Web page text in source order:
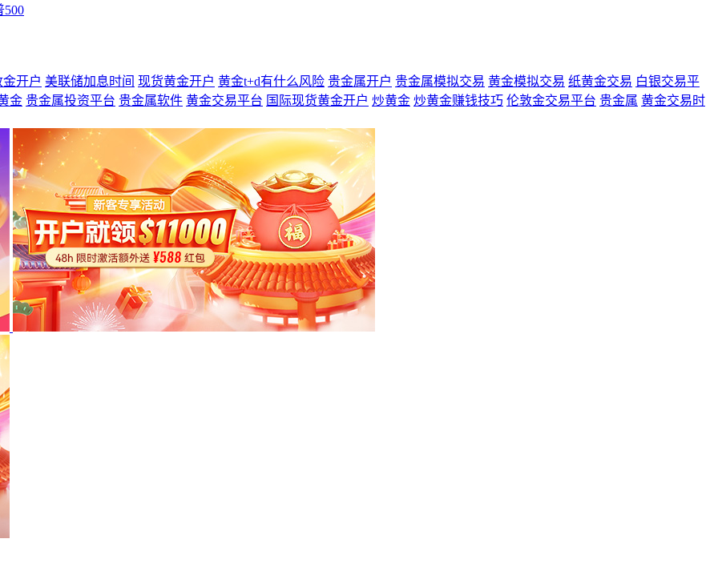
500
金开户 美联储加息时间 现货黄金开户 黄金t+d有什么风险 贵金属开户 贵金属模拟交易 黄金模拟交易 纸黄金交易 白银交易平
金 贵金属投资平台 贵金属软件 黄金交易平台 国际现货黄金开户 炒黄金 炒黄金赚钱技巧 伦敦金交易平台 贵金属 黄金交易时